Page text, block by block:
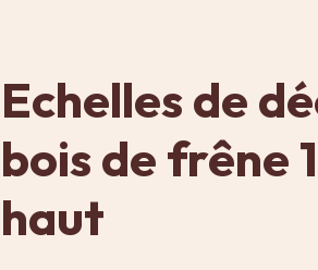
Echelles de
bois de frêne
haut